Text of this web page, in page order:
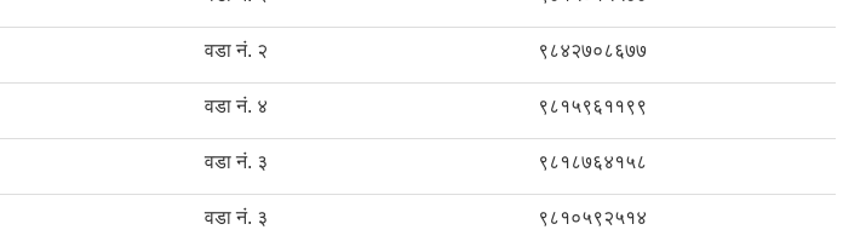
वडा नं. २ ९८४२७०८६७७
वडा नं. ४ ९८१५९६११९९
वडा नं. ३ ९८१८७६४१५८
वडा नं. ३ ९८१०५९२५१४